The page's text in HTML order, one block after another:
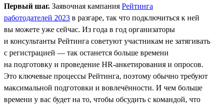
Первый шаг. Заявочная кампания Рейтинга
работодателей 2023 в разгаре, так что подключиться к ней
вы можете уже сейчас. Из года в год организаторы
и консультанты Рейтинга советуют участникам не затягивать
с регистрацией — так останется больше времени
на подготовку и проведение HR-анкетирования и опросов.
Это ключевые процессы Рейтинга, поэтому обычно требуют
максимальной подготовки и вовлечённости. И чем больше
времени у вас будет на то, чтобы обсудить с командой, что